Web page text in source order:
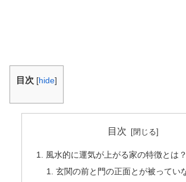
目次 [hide]
目次
風水的に運気が上がる家の特徴とは？
玄関の前と門の正面とが被ってい